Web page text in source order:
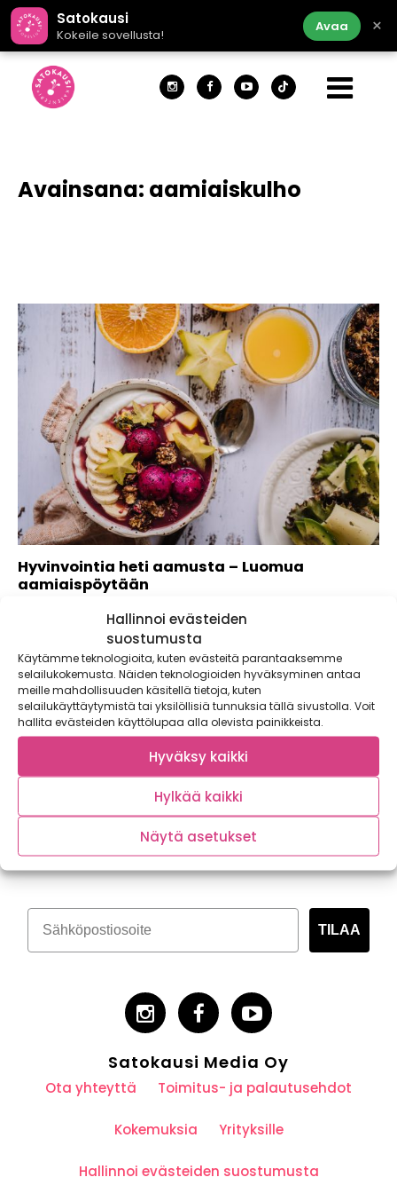
Hallinnoi evästeiden
suostumusta
Käytämme teknologioita, kuten evästeitä parantaaksemme
selailukokemusta. Näiden teknologioiden hyväksyminen antaa
meille mahdollisuuden käsitellä tietoja, kuten
selailukäyttäytymistä tai yksilöllisiä tunnuksia tällä sivustolla. Voit
hallita evästeiden käyttölupaa alla olevista painikkeista.
Hyväksy kaikki
Hylkää kaikki
Näytä asetukset
Satokausi
Kokeile sovellusta!
Avaa ×
Avainsana: aamiaiskulho
Hyvinvointia heti aamusta – Luomua
aamiaispöytään
Usein sanotaan, että aamiainen on päivän tärkein ateria.
Koostimme Valio Luomu -tuotteista ja...
Tilaa kasvispitoinen uutiskirje
TILAA
Satokausi Media Oy
Ota yhteyttä Toimitus- ja palautusehdot
Kokemuksia Yrityksille
Hallinnoi evästeiden suostumusta